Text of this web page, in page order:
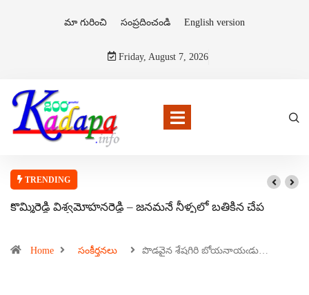
మా గురించి సంప్రదించండి English version
Friday, August 7, 2026
TRENDING
కొమ్మిరెడ్డి విశ్వమోహనరెడ్డి – జనమనే నీళ్ళలో బతికిన చేప
Home సంకీర్తనలు పొడవైన శేషగిరి బోయనాయఁడు…